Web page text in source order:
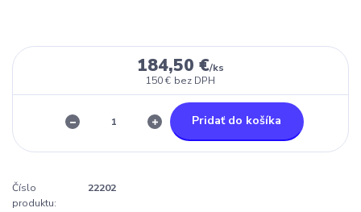
184,50 €/ks
150 € bez DPH
Pridať do košíka
Číslo
produktu:
22202